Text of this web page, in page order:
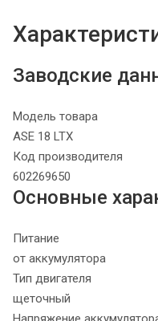
Заводские
Модель товара
ASE 18 LTX
Код производителя
602269650
Основные
Питание
от аккумулятора
Тип двигателя
щеточный